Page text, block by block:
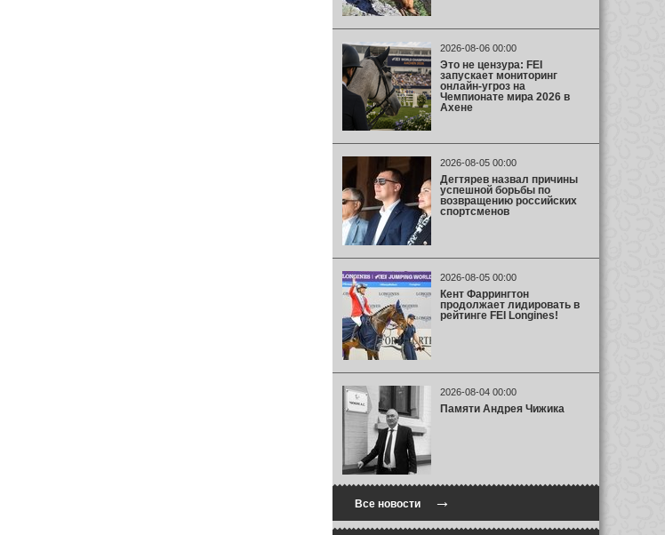
2026-08-06 00:00
Это не цензура: FEI
запускает мониторинг
онлайн-угроз на
Чемпионате мира 2026 в
Ахене
2026-08-05 00:00
Дегтярев назвал причины
успешной борьбы по
возвращению российских
спортсменов
2026-08-05 00:00
Кент Фаррингтон
продолжает лидировать в
рейтинге FEI Longines!
2026-08-04 00:00
Памяти Андрея Чижика
Все новости→